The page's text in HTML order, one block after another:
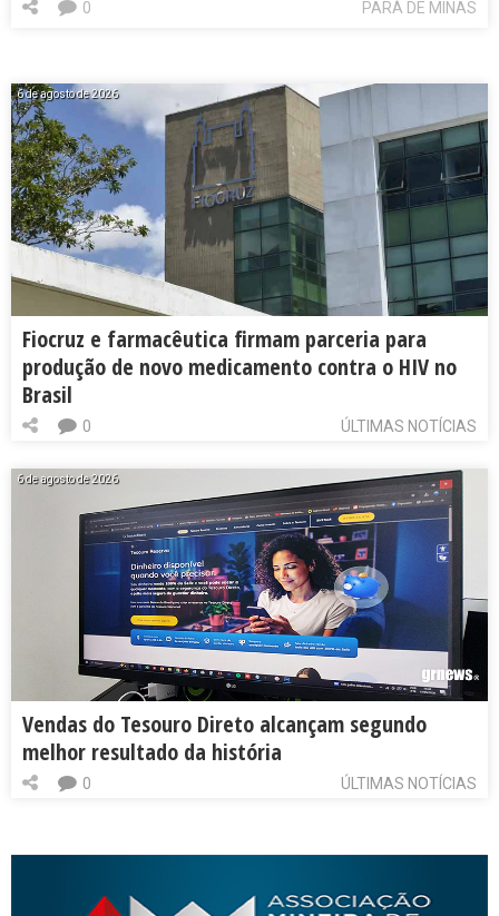
PARÁ DE MINAS
0
6 de agosto de 2026
Fiocruz e farmacêutica firmam parceria para
produção de novo medicamento contra o HIV no
Brasil
ÚLTIMAS NOTÍCIAS
0
6 de agosto de 2026
Vendas do Tesouro Direto alcançam segundo
melhor resultado da história
ÚLTIMAS NOTÍCIAS
0